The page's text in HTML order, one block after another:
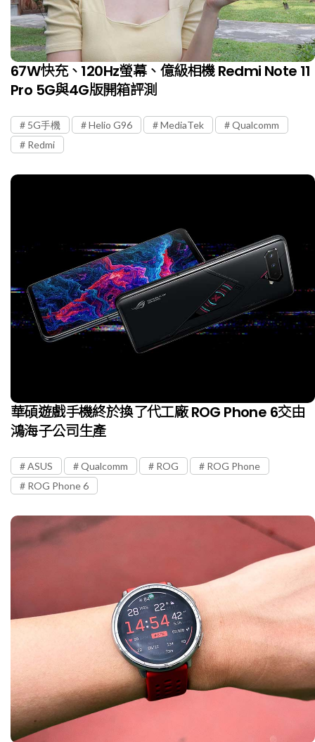
67W快充、120Hz螢幕、億級相機 Redmi Note 11
Pro 5G與4G版開箱評測
5G手機 Helio G96 MediaTek
Qualcomm
Redmi
華碩遊戲手機終於換了代工廠 ROG Phone 6交由
鴻海子公司生產
ASUS Qualcomm ROG
ROG Phone
ROG Phone 6